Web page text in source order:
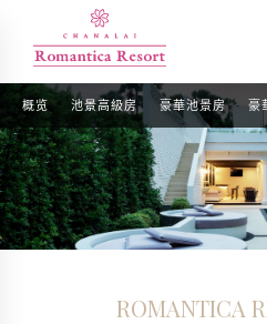
概览 池景高級房 豪華池景房 豪
ROMANTICA